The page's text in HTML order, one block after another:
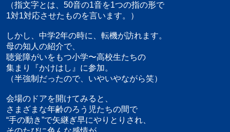
（指文字とは、50音の1音を1つの指の形で
1対1対応させたものを言います。）
しかし、中学2年の時に、転機が訪れます。
母の知人の紹介で、
聴覚障がいをもつ小学〜高校生たちの
集まり『かけはし』に参加。
（半強制だったので、いやいやながら笑）
会場のドアを開けてみると、
さまざまな年齢のろう児たちの間で
“手の動き”で矢継ぎ早にやりとりされ、